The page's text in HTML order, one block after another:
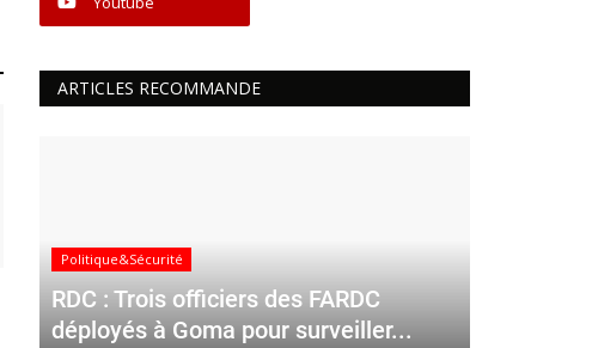
ARTICLES RECOMMANDE
Politique&Sécurité
RDC : Trois officiers des FARDC
déployés à Goma pour surveiller...